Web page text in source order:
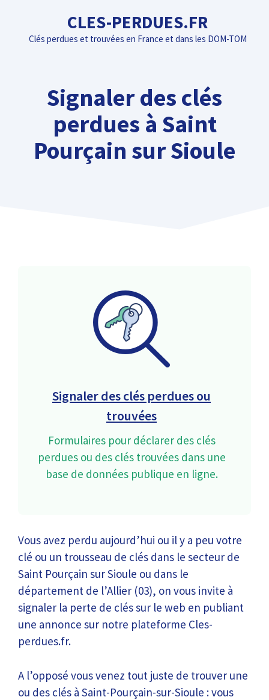
contenu
CLES-PERDUES.FR
Clés perdues et trouvées en France et dans les DOM-TOM
Signaler des clés
perdues à Saint
Pourçain sur Sioule
Signaler des clés perdues ou
trouvées
Formulaires pour déclarer des clés
perdues ou des clés trouvées dans une
base de données publique en ligne.
Vous avez perdu aujourd’hui ou il y a peu votre
clé ou un trousseau de clés dans le secteur de
Saint Pourçain sur Sioule ou dans le
département de l’Allier (03), on vous invite à
signaler la perte de clés sur le web en publiant
une annonce sur notre plateforme Cles-
perdues.fr.
A l’opposé vous venez tout juste de trouver une
ou des clés à Saint-Pourçain-sur-Sioule : vous